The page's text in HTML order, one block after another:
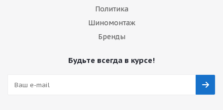
Политика
Шиномонтаж
Бренды
Будьте всегда в курсе!